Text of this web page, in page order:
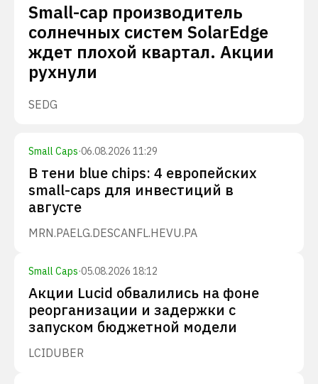
Small-cap производитель
солнечных систем SolarEdge
ждет плохой квартал. Акции
рухнули
SEDG
Small Caps·06.08.2026 11:29
В тени blue chips: 4 европейских
small-caps для инвестиций в
августе
MRN.PAELG.DESCANFL.HEVU.PA
Small Caps·05.08.2026 18:12
Акции Lucid обвалились на фоне
реорганизации и задержки с
запуском бюджетной модели
LCIDUBER